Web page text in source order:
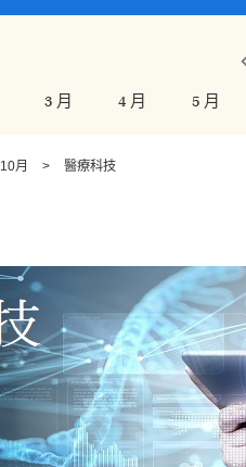
3 月 4 月 5 月
10月 > 醫療科技